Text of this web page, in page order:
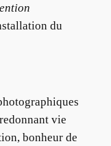
du
vie
bonheur de